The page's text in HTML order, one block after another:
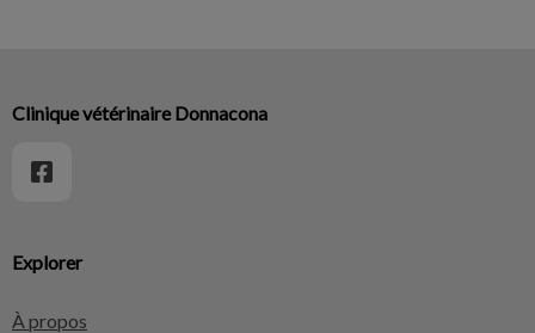
Explorer
À propos
Clinique vétérinaire Donnacona